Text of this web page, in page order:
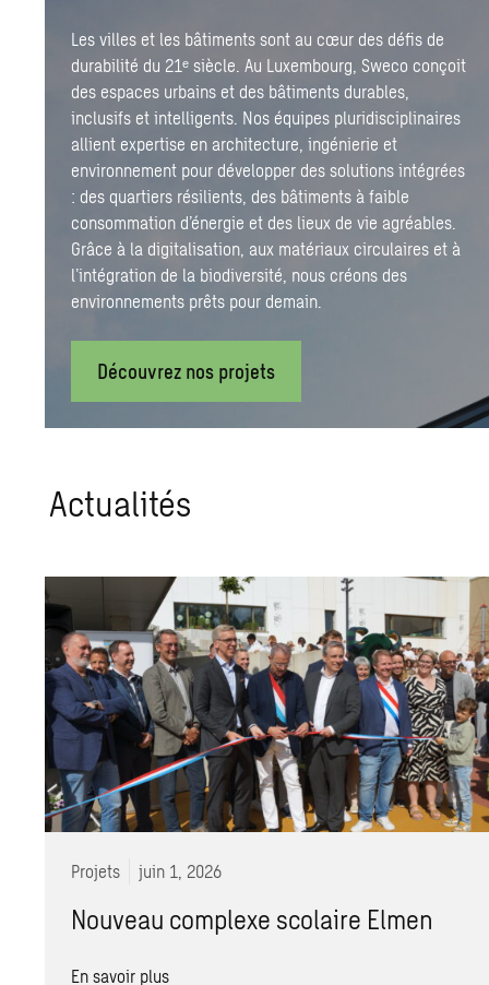
Les villes et les bâtiments sont au cœur des défis de
durabilité du 21ᵉ siècle. Au Luxembourg, Sweco conçoit
des espaces urbains et des bâtiments durables,
inclusifs et intelligents. Nos équipes pluridisciplinaires
allient expertise en architecture, ingénierie et
environnement pour développer des solutions intégrées
: des quartiers résilients, des bâtiments à faible
consommation d’énergie et des lieux de vie agréables.
Grâce à la digitalisation, aux matériaux circulaires et à
l’intégration de la biodiversité, nous créons des
environnements prêts pour demain.
Découvrez nos projets
Actualités
Projets juin 1, 2026
Nouveau complexe scolaire Elmen
En savoir plus